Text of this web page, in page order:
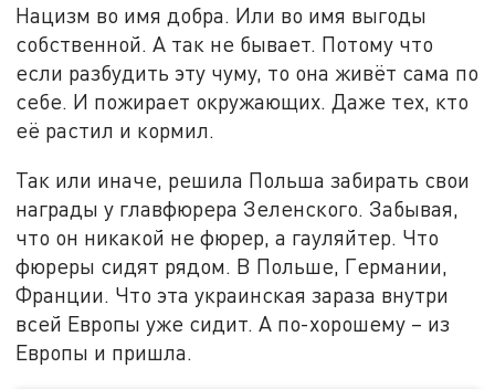
Нацизм во имя добра. Или во имя выгоды
собственной. А так не бывает. Потому что
если разбудить эту чуму, то она живёт сама по
себе. И пожирает окружающих. Даже тех, кто
её растил и кормил.
Так или иначе, решила Польша забирать свои
награды у главфюрера Зеленского. Забывая,
что он никакой не фюрер, а гауляйтер. Что
фюреры сидят рядом. В Польше, Германии,
Франции. Что эта украинская зараза внутри
всей Европы уже сидит. А по-хорошему – из
Европы и пришла.